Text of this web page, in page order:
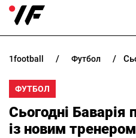
НОВИНИ
ПРОГНОЗИ
БУКМЕКЕРИ
1football футбол
ФУТБОЛ
Сьогодні Баварія
із новим тренером